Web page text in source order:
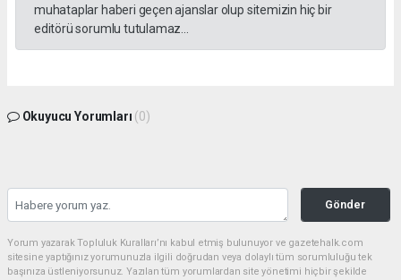
muhataplar haberi geçen ajanslar olup sitemizin hiç bir
editörü sorumlu tutulamaz...
Okuyucu Yorumları (0)
Gönder
Yorum yazarak Topluluk Kuralları’nı kabul etmiş bulunuyor ve gazetehalk.com
sitesine yaptığınız yorumunuzla ilgili doğrudan veya dolaylı tüm sorumluluğu tek
başınıza üstleniyorsunuz. Yazılan tüm yorumlardan site yönetimi hiçbir şekilde